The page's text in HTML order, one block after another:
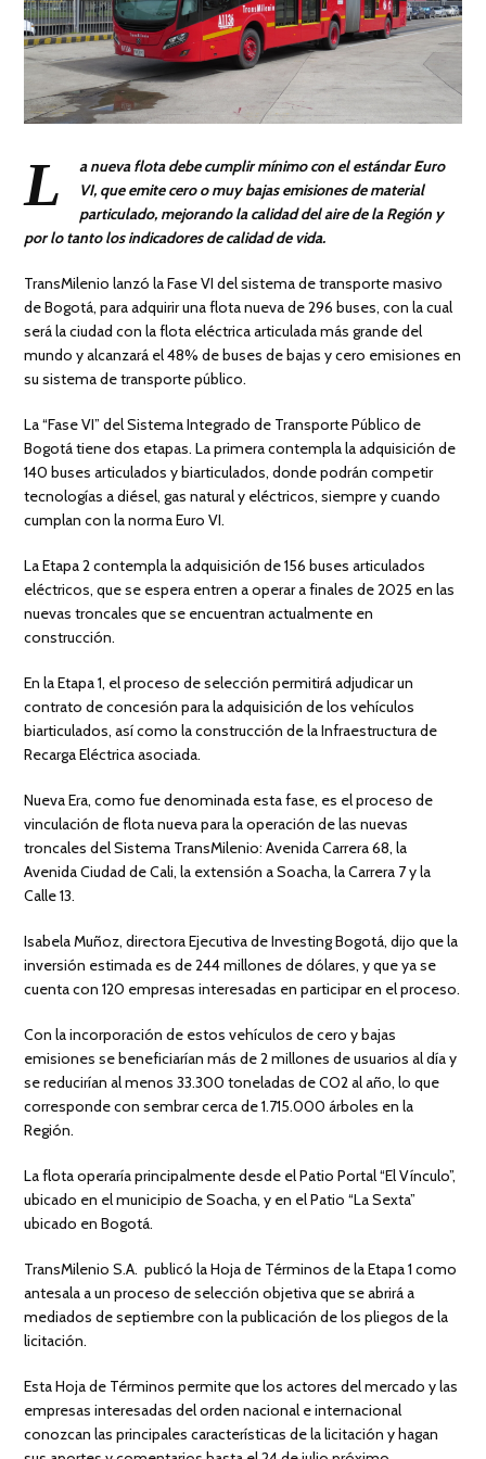
L
a nueva flota debe cumplir mínimo con el estándar Euro
VI, que emite cero o muy bajas emisiones de material
particulado, mejorando la calidad del aire de la Región y
por lo tanto los indicadores de calidad de vida.
TransMilenio lanzó la Fase VI del sistema de transporte masivo
de Bogotá, para adquirir una flota nueva de 296 buses, con la cual
será la ciudad con la flota eléctrica articulada más grande del
mundo y alcanzará el 48% de buses de bajas y cero emisiones en
su sistema de transporte público.
La “Fase VI” del Sistema Integrado de Transporte Público de
Bogotá tiene dos etapas. La primera contempla la adquisición de
140 buses articulados y biarticulados, donde podrán competir
tecnologías a diésel, gas natural y eléctricos, siempre y cuando
cumplan con la norma Euro VI.
La Etapa 2 contempla la adquisición de 156 buses articulados
eléctricos, que se espera entren a operar a finales de 2025 en las
nuevas troncales que se encuentran actualmente en
construcción.
En la Etapa 1, el proceso de selección permitirá adjudicar un
contrato de concesión para la adquisición de los vehículos
biarticulados, así como la construcción de la Infraestructura de
Recarga Eléctrica asociada.
Nueva Era, como fue denominada esta fase, es el proceso de
vinculación de flota nueva para la operación de las nuevas
troncales del Sistema TransMilenio: Avenida Carrera 68, la
Avenida Ciudad de Cali, la extensión a Soacha, la Carrera 7 y la
Calle 13.
Isabela Muñoz, directora Ejecutiva de Investing Bogotá, dijo que la
inversión estimada es de 244 millones de dólares, y que ya se
cuenta con 120 empresas interesadas en participar en el proceso.
Con la incorporación de estos vehículos de cero y bajas
emisiones se beneficiarían más de 2 millones de usuarios al día y
se reducirían al menos 33.300 toneladas de CO2 al año, lo que
corresponde con sembrar cerca de 1.715.000 árboles en la
Región.
La flota operaría principalmente desde el Patio Portal “El Vínculo”,
ubicado en el municipio de Soacha, y en el Patio “La Sexta”
ubicado en Bogotá.
TransMilenio S.A. publicó la Hoja de Términos de la Etapa 1 como
antesala a un proceso de selección objetiva que se abrirá a
mediados de septiembre con la publicación de los pliegos de la
licitación.
Esta Hoja de Términos permite que los actores del mercado y las
empresas interesadas del orden nacional e internacional
conozcan las principales características de la licitación y hagan